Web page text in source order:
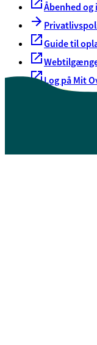
Åbenhed og
Guide til
Log på Mit